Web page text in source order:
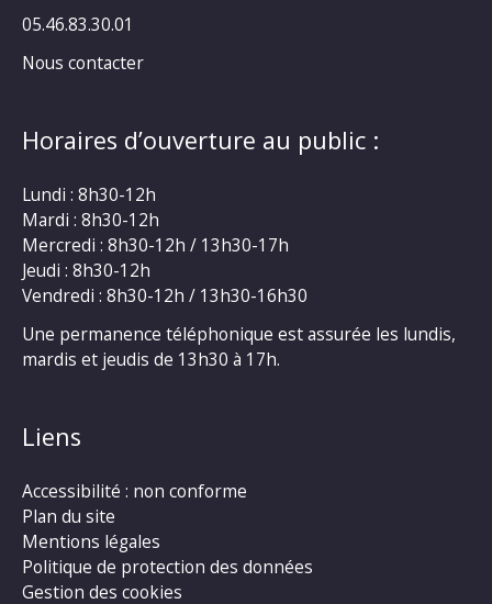
05.46.83.30.01
Nous contacter
Horaires d’ouverture au public :
Lundi : 8h30-12h
Mardi : 8h30-12h
Mercredi : 8h30-12h / 13h30-17h
Jeudi : 8h30-12h
Vendredi : 8h30-12h / 13h30-16h30
Une permanence téléphonique est assurée les lundis,
mardis et jeudis de 13h30 à 17h.
Liens
Accessibilité : non conforme
Plan du site
Mentions légales
Politique de protection des données
Gestion des cookies